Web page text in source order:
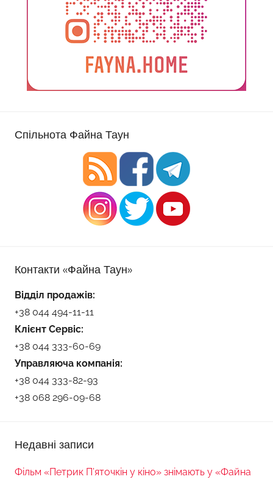
Спільнота Файна Таун
Контакти «Файна Таун»
Відділ продажів:
+38 044 494-11-11
Клієнт Сервіс:
+38 044 333-60-69
Управляюча компанія:
+38 044 333-82-93
+38 068 296-09-68
Недавні записи
Фільм «Петрик П’яточкін у кіно» знімають у «Файна